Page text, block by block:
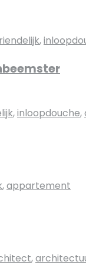
,
,inloopdouche,
,appartement
,